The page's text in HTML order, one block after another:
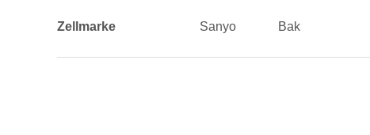
Zellmarke Sanyo Bak